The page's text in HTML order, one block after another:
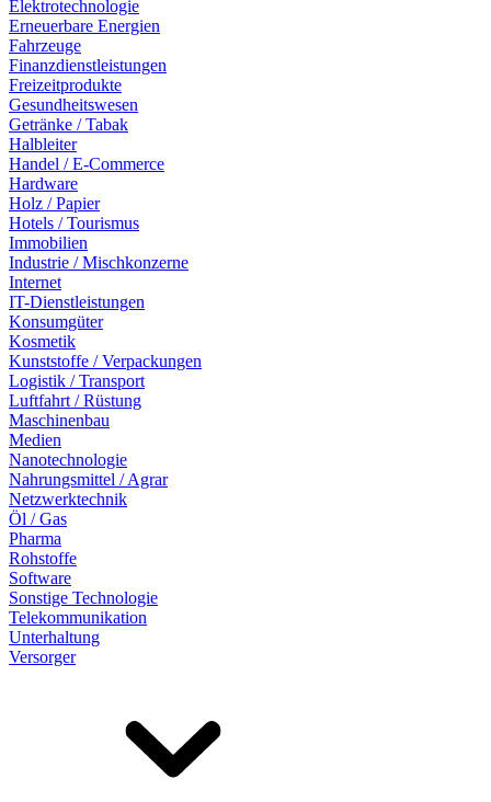
Elektrotechnologie
Erneuerbare Energien
Fahrzeuge
Finanzdienstleistungen
Freizeitprodukte
Gesundheitswesen
Getränke / Tabak
Halbleiter
Handel / E-Commerce
Hardware
Holz / Papier
Hotels / Tourismus
Immobilien
Industrie / Mischkonzerne
Internet
IT-Dienstleistungen
Konsumgüter
Kosmetik
Kunststoffe / Verpackungen
Logistik / Transport
Luftfahrt / Rüstung
Maschinenbau
Medien
Nanotechnologie
Nahrungsmittel / Agrar
Netzwerktechnik
Öl / Gas
Pharma
Rohstoffe
Software
Sonstige Technologie
Telekommunikation
Unterhaltung
Versorger